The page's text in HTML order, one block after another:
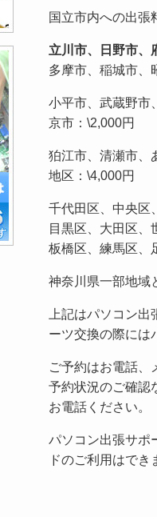
国立市内への出張
立川市、日野市、
多摩市、稲城市、
小平市、武蔵野市
京市：\2,000円
狛江市、清瀬市、
地区：\4,000円
千代田区、中央区
目黒区、大田区、
板橋区、練馬区、
神奈川県一部地域
上記はパソコン
ーツ交換の際には
ご予約はお電話、
予約状況のご確認
お電話ください。
パソコン出張サポ
ドのご利用はでき